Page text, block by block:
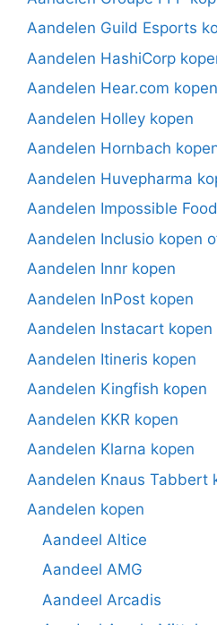
Aandelen Guild Esports
Aandelen HashiCorp
Aandelen Hear.com kopen
Aandelen Holley kopen
Aandelen Hornbach
Aandelen Huvepharma
Aandelen Impossible
Aandelen Inclusio kopen
Aandelen Innr kopen
Aandelen InPost kopen
Aandelen Instacart kopen
Aandelen Itineris kopen
Aandelen Kingfish kopen
Aandelen KKR kopen
Aandelen Klarna kopen
Aandelen Knaus Tabbert
Aandelen kopen
Aandeel Altice
Aandeel AMG
Aandeel Arcadis